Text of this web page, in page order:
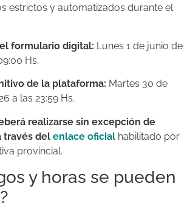
estrictos y automatizados durante el
formulario digital: Lunes 1 de junio de
Hs.
de la plataforma: Martes 30 de
a las 23:59 Hs.
realizarse sin excepción de
través del enlace oficial habilitado por
provincial.
y horas se pueden